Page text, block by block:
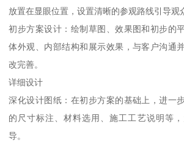
放置在显眼位置，设置清晰的参观路线引导观
初步方案设计：绘制草图、效果图和初步的
体外观、内部结构和展示效果，与客户沟通
改完善。
详细设计
深化设计图纸：在初步方案的基础上，进一
的尺寸标注、材料选用、施工工艺说明等
导。